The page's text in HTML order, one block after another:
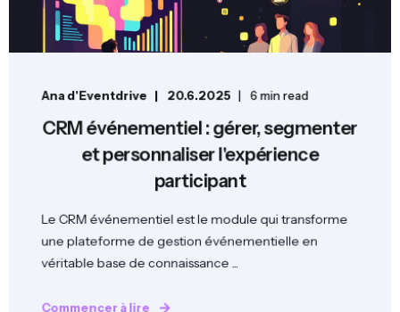
Ana d'Eventdrive 20.6.2025 6 min read
CRM événementiel : gérer, segmenter
et personnaliser l'expérience
participant
Le CRM événementiel est le module qui transforme
une plateforme de gestion événementielle en
véritable base de connaissance ...
Commencer à lire